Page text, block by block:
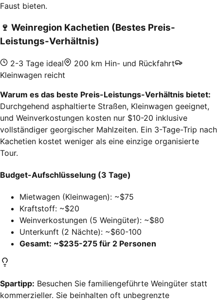
Faust bieten.
🍷 Weinregion Kachetien (Bestes Preis-
Leistungs-Verhältnis)
2-3 Tage ideal
200 km Hin- und Rückfahrt
Kleinwagen reicht
Warum es das beste Preis-Leistungs-Verhältnis bietet:
Durchgehend asphaltierte Straßen, Kleinwagen geeignet,
und Weinverkostungen kosten nur $10-20 inklusive
vollständiger georgischer Mahlzeiten. Ein 3-Tage-Trip nach
Kachetien kostet weniger als eine einzige organisierte
Tour.
Budget-Aufschlüsselung (3 Tage)
Mietwagen (Kleinwagen): ~$75
Kraftstoff: ~$20
Weinverkostungen (5 Weingüter): ~$80
Unterkunft (2 Nächte): ~$60-100
Gesamt: ~$235-275 für 2 Personen
Spartipp: Besuchen Sie familiengeführte Weingüter statt
kommerzieller. Sie beinhalten oft unbegrenzte